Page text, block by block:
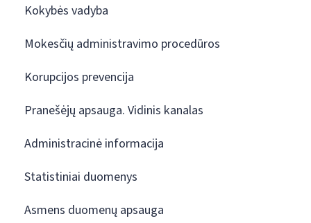
Kokybės vadyba
Mokesčių administravimo procedūros
Korupcijos prevencija
Pranešėjų apsauga. Vidinis kanalas
Administracinė informacija
Statistiniai duomenys
Asmens duomenų apsauga